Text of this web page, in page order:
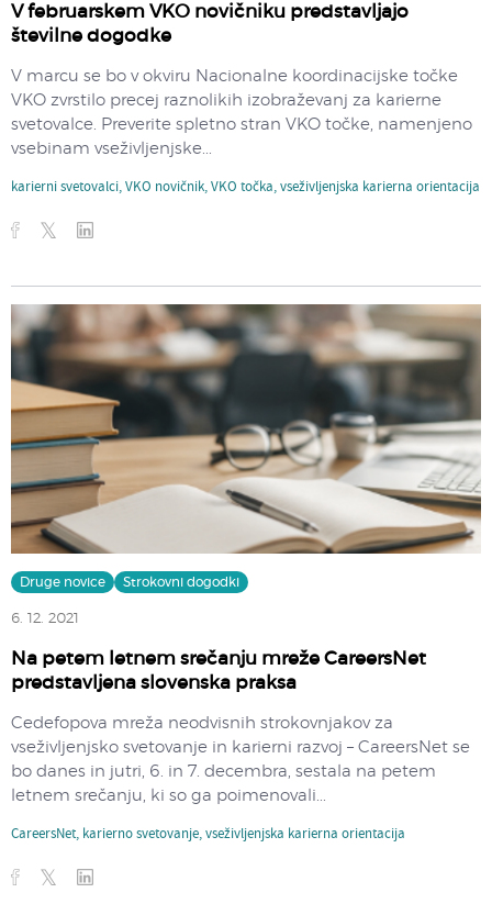
V februarskem VKO novičniku predstavljajo
številne dogodke
V marcu se bo v okviru Nacionalne koordinacijske točke
VKO zvrstilo precej raznolikih izobraževanj za karierne
svetovalce. Preverite spletno stran VKO točke, namenjeno
vsebinam vseživljenjske...
karierni svetovalci,VKO novičnik,VKO točka,vseživljenjska karierna orientacija
Druge novice Strokovni dogodki
6. 12. 2021
Na petem letnem srečanju mreže CareersNet
predstavljena slovenska praksa
Cedefopova mreža neodvisnih strokovnjakov za
vseživljenjsko svetovanje in karierni razvoj – CareersNet se
bo danes in jutri, 6. in 7. decembra, sestala na petem
letnem srečanju, ki so ga poimenovali...
CareersNet, karierno svetovanje,vseživljenjska karierna orientacija